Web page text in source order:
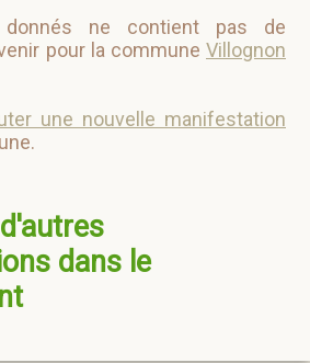
ne contient pas de
pour la commune Villognon
une nouvelle manifestation
dans le